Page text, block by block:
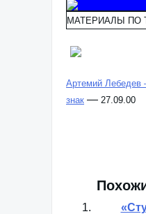
МАТЕРИАЛЫ ПО
Артемий Лебедев
знак — 27.09.00